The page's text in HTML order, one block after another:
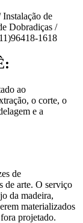
Instalação de
Dobradiças /
1618
ao
o corte, o
e a
de
de arte. O serviço
da madeira,
materializados
projetado.